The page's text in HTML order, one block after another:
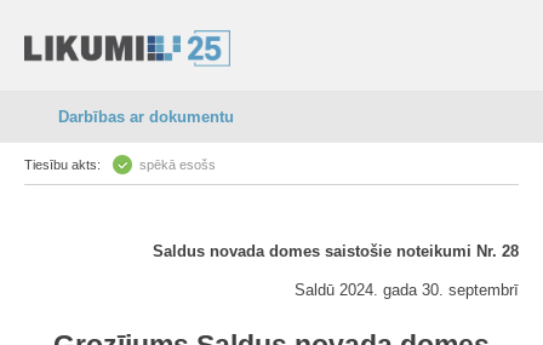
Darbības ar dokumentu
Tiesību akts: spēkā esošs
Saldus novada domes saistošie noteikumi Nr. 28
Saldū 2024. gada 30. septembrī